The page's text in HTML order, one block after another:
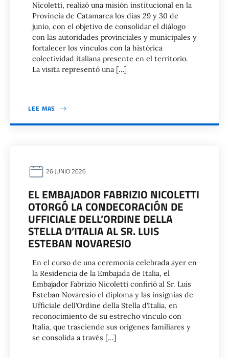
Nicoletti, realizó una misión institucional en la
Provincia de Catamarca los días 29 y 30 de
junio, con el objetivo de consolidar el diálogo
con las autoridades provinciales y municipales y
fortalecer los vínculos con la histórica
colectividad italiana presente en el territorio.
La visita representó una […]
LEE MAS
26 JUNIO 2026
EL EMBAJADOR FABRIZIO NICOLETTI
OTORGÓ LA CONDECORACIÓN DE
UFFICIALE DELL’ORDINE DELLA
STELLA D’ITALIA AL SR. LUIS
ESTEBAN NOVARESIO
En el curso de una ceremonia celebrada ayer en
la Residencia de la Embajada de Italia, el
Embajador Fabrizio Nicoletti confirió al Sr. Luis
Esteban Novaresio el diploma y las insignias de
Ufficiale dell’Ordine della Stella d’Italia, en
reconocimiento de su estrecho vínculo con
Italia, que trasciende sus orígenes familiares y
se consolida a través […]